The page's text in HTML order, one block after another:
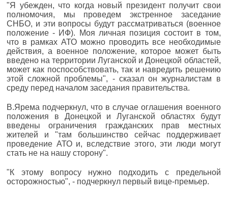
"Я убежден, что когда новый президент получит свои
полномочия, мы проведем экстренное заседание
СНБО, и эти вопросы будут рассматриваться (военное
положение - ИФ). Моя личная позиция состоит в том,
что в рамках АТО можно проводить все необходимые
действия, а военное положение, которое может быть
введено на территории Луганской и Донецкой областей,
может как поспособствовать, так и навредить решению
этой сложной проблемы", - сказал он журналистам в
среду перед началом заседания правительства.
В.Ярема подчеркнул, что в случае оглашения военного
положения в Донецкой и Луганской областях будут
введены ограничения гражданских прав местных
жителей и "там большинство сейчас поддерживает
проведение АТО и, вследствие этого, эти люди могут
стать не на нашу сторону".
"К этому вопросу нужно подходить с предельной
осторожностью", - подчеркнул первый вице-премьер.